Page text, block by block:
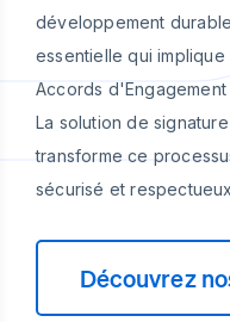
développement
essentielle qui
Accords
La solution de
transforme ce
sécurisé et
Découvrez